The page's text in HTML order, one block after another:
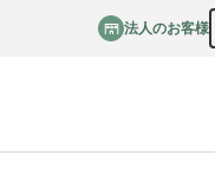
法人のお客様